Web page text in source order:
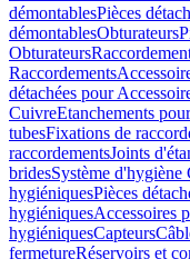
démontablesPièces
démontablesObturateurs
Obturateurs
Raccordements
détachées pour
CuivreEtanchements
tubesFixations de
raccordementsJoints
bridesSystème d'hygiène
hygiéniquesPièces
hygiéniquesAccessoires
hygiéniquesCapteurs
fermetureRéservoirs et